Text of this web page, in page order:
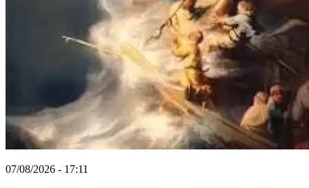
07/08/2026 - 17:11